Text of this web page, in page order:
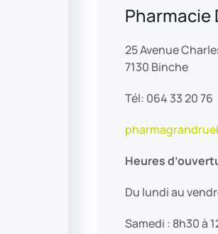
Pharmacie
25 Avenue
7130 Binche
Tél: 064 33 20 76
Heures
Du lundi au
Samedi : 8h30 à